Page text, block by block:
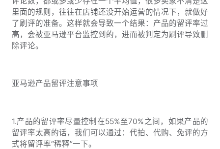
里面的规则，往往在店铺还没开始运营的情况下，就做好
了刷评的准备。这样就会导致一个结果：产品的留评率过
高，会被亚马逊平台监控到的，进而被判定为刷评导致删
除评论。
亚马逊产品留评注意事项
1.产品的留评率尽量控制在55%至70%之间，如果产品的
留评率太高的话，我们可以通过：代拍、代购、免评的方
式将留评率“稀释”一下。